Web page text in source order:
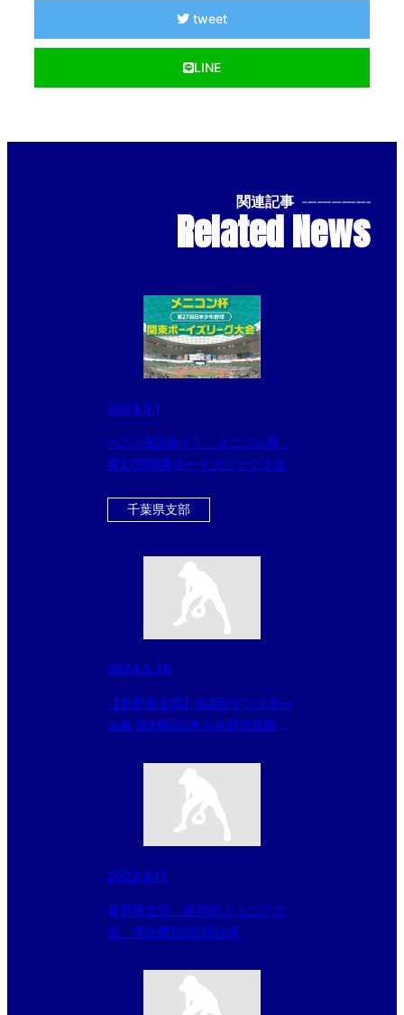
tweet
LINE
関連記事 --------------
Related News
2024.5.1
ベスト8出揃う！ メニコン杯
第27回関東ボーイズリーグ大会
千葉県支部
2024.5.26
【長野県支部】第2回マツダボー
ル杯 第14回日本少年野球長野県
（2024/5/26）
2022.9.11
長野県支部 第15回ジュニア大
会 準決勝1試合目結果